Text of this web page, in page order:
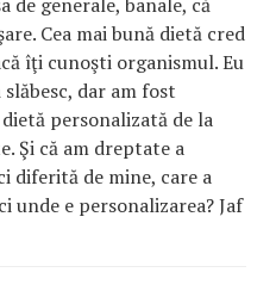
Cea mai bună dietă cred
îţi cunoşti organismul. Eu
slăbesc, dar am fost
personalizată de la
Şi că am dreptate a
diferită de mine, care a
unde e personalizarea? Jaf